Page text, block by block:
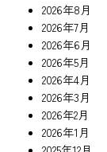
2026年8月
2026年7月
2026年6月
2026年5月
2026年4月
2026年3月
2026年2月
2026年1月